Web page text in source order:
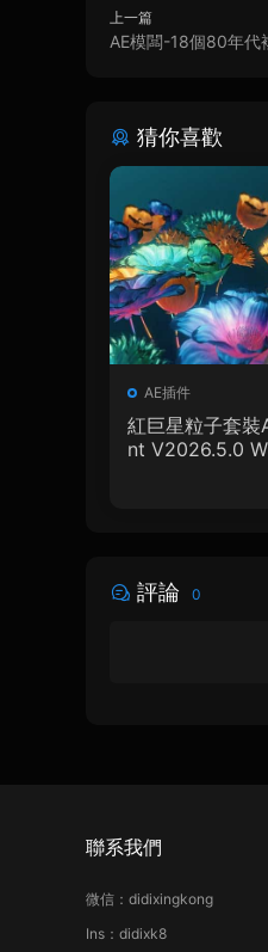
上一篇
AE模闆-18個80年代
猜你喜歡
AE插件
紅巨星粒子套
nt V2026.5.0
評論 0
聯系我們
微信：didixingkong
Ins：didixk8